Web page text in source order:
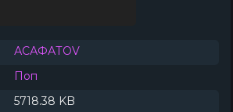
АСАФАТОV
Поп
5718.38 KB